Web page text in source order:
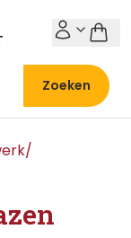
Zoeken
/